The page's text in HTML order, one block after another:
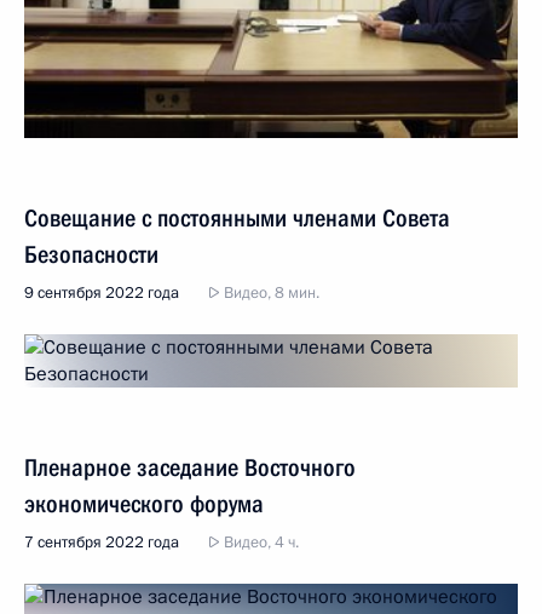
Совещание с постоянными членами Совета
Безопасности
9 сентября 2022 года Видео, 8 мин.
Пленарное заседание Восточного
экономического форума
7 сентября 2022 года Видео, 4 ч.